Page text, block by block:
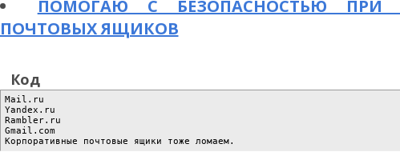
ПОМОГАЮ С БЕЗОПАСНОСТЬЮ ПРИ
ПОЧТОВЫХ ЯЩИКОВ
Код
Mail.ru
Yandex.ru
Rambler.ru
Gmail.com
Корпоративные почтовые ящики тоже ломаем.